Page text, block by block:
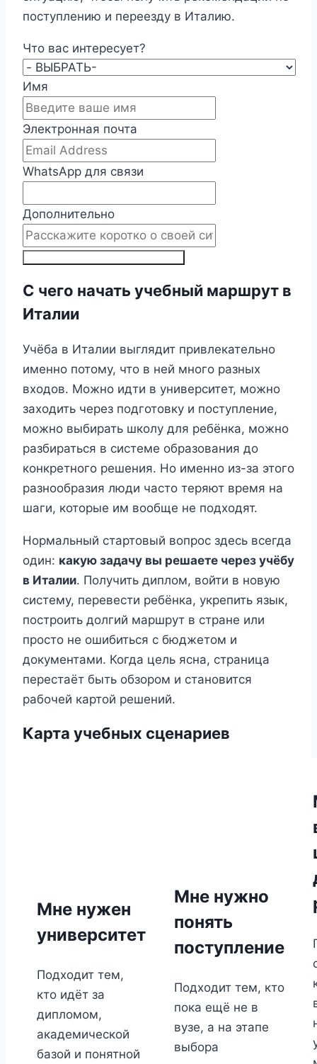
поступлению и переезду в Италию.
Что вас интересует?
Имя
Электронная почта
WhatsApp для связи
Дополнительно
С чего начать учебный маршрут в
Италии
Учёба в Италии выглядит привлекательно
именно потому, что в ней много разных
входов. Можно идти в университет, можно
заходить через подготовку и поступление,
можно выбирать школу для ребёнка, можно
разбираться в системе образования до
конкретного решения. Но именно из-за этого
разнообразия люди часто теряют время на
шаги, которые им вообще не подходят.
Нормальный стартовый вопрос здесь всегда
один: какую задачу вы решаете через учёбу
в Италии. Получить диплом, войти в новую
систему, перевести ребёнка, укрепить язык,
построить долгий маршрут в стране или
просто не ошибиться с бюджетом и
документами. Когда цель ясна, страница
перестаёт быть обзором и становится
рабочей картой решений.
Карта учебных сценариев
Мне нужен
университет
Подходит тем,
кто идёт за
дипломом,
академической
базой и понятной
Мне нужно
понять
поступление
Подходит тем, кто
пока ещё не в
вузе, а на этапе
выбора